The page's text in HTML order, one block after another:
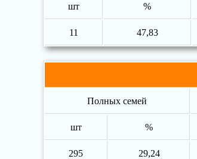
шт %
11 47,83
Полных семей
шт %
295 29,24